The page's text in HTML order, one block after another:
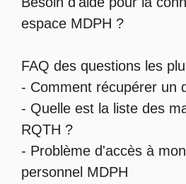
espace MDPH ?
FAQ des questions les
- Comment récupérer un
- Quelle est la liste des
RQTH ?
- Problème d'accès à
personnel MDPH